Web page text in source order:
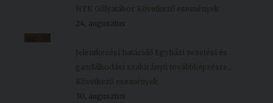
HTK Gólyatábor Következő események
24, augusztus
Jelentkezési határidő Egyházi vezetési és
gazdálkodási szakirányú továbbképzésre...
Következő események
30, augusztus